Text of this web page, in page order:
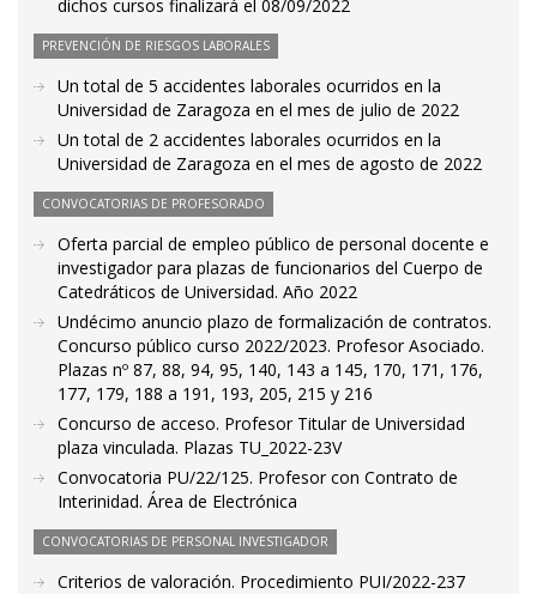
dichos cursos finalizará el 08/09/2022
PREVENCIÓN DE RIESGOS LABORALES
Un total de 5 accidentes laborales ocurridos en la
Universidad de Zaragoza en el mes de julio de 2022
Un total de 2 accidentes laborales ocurridos en la
Universidad de Zaragoza en el mes de agosto de 2022
CONVOCATORIAS DE PROFESORADO
Oferta parcial de empleo público de personal docente e
investigador para plazas de funcionarios del Cuerpo de
Catedráticos de Universidad. Año 2022
Undécimo anuncio plazo de formalización de contratos.
Concurso público curso 2022/2023. Profesor Asociado.
Plazas nº 87, 88, 94, 95, 140, 143 a 145, 170, 171, 176,
177, 179, 188 a 191, 193, 205, 215 y 216
Concurso de acceso. Profesor Titular de Universidad
plaza vinculada. Plazas TU_2022-23V
Convocatoria PU/22/125. Profesor con Contrato de
Interinidad. Área de Electrónica
CONVOCATORIAS DE PERSONAL INVESTIGADOR
Criterios de valoración. Procedimiento PUI/2022-237